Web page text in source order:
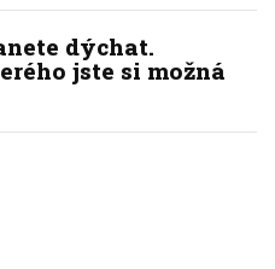
dýchat.
jste si možná